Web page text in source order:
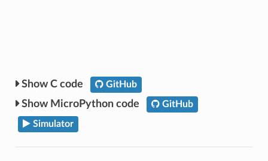
C code GitHub
MicroPython code GitHub
Simulator